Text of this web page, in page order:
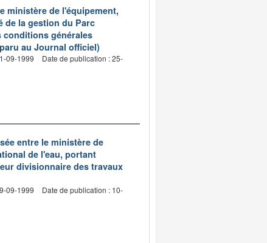
ministère de l'équipement,
de la gestion du Parc
conditions générales
au Journal officiel)
09-1999
Date de publication : 25-
entre le ministère de
de l'eau, portant
divisionnaire des travaux
09-1999
Date de publication : 10-